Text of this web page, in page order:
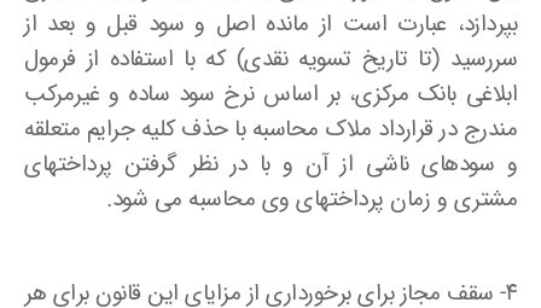
بپردازد، عبارت است از مانده اصل و سود قبل و بعد از
سررسید (تا تاریخ تسویه نقدی) که با استفاده از فرمول
ابلاغی بانک مرکزی، بر اساس نرخ سود ساده و غیرمرکب
مندرج در قرارداد ملاک محاسبه با حذف کلیه جرایم متعلقه
و سودهای ناشی از آن و با در نظر گرفتن پرداختهای
مشتری و زمان پرداختهای وی محاسبه می شود.
۴- سقف مجاز برای برخورداری از مزایای این قانون برای هر